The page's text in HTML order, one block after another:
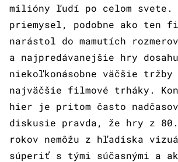
milióny ľudí po celom svete.
priemysel, podobne ako ten
narástol do mamutích rozmerov
a najpredávanejšie hry
niekoľkonásobne väčšie tržby
najväčšie filmové trháky.
hier je pritom často
diskusie pravda, že hry z
rokov nemôžu z hľadiska
súperiť s tými súčasnými a